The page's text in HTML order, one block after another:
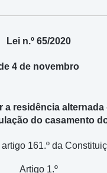
Lei n.º 65/2020
4 de novembro
residência
do casamento
161.º da
Artigo 1.º